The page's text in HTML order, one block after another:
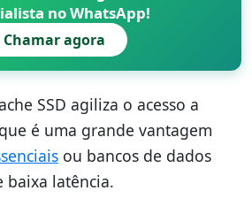
no WhatsApp!
Chamar agora
SSD agiliza o acesso a
é uma grande vantagem
ou bancos de dados
baixa latência.